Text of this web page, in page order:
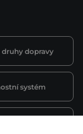
druhy dopravy
systém